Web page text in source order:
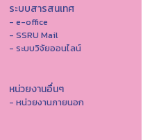
ระบบสารสนเทศ
- e-office
- SSRU Mail
- ระบบวิจัยออนไลน์
หน่วยงานอื่นๆ
- หน่วยงานภายนอก